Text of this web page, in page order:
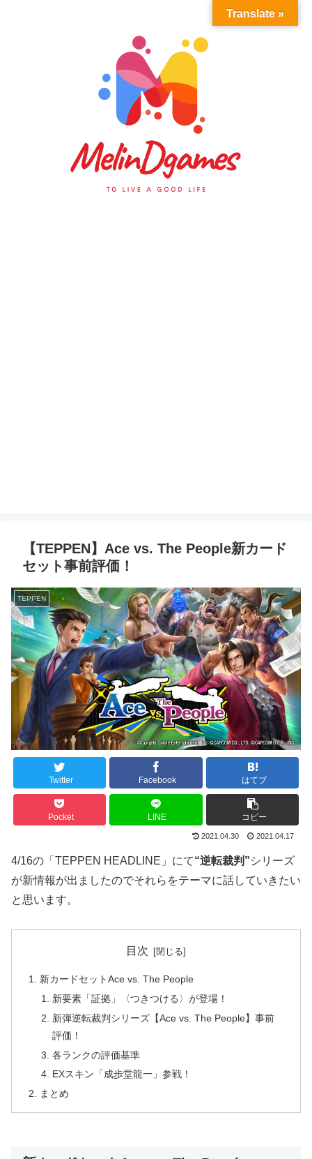
【TEPPEN】Ace vs. The People新カード
セット事前評価！
TEPPEN
Twitter Facebook はてブ
Pocket LINE コピー
2021.04.30 2021.04.17
4/16の「TEPPEN HEADLINE」にて“逆転裁判”シリーズ
が新情報が出ましたのでそれらをテーマに話していきたい
と思います。
目次
新カードセットAce vs. The People
新要素「証拠」〈つきつける〉が登場！
新弾逆転裁判シリーズ【Ace vs. The People】事前
評価！
各ランクの評価基準
EXスキン「成歩堂龍一」参戦！
まとめ
Translate »